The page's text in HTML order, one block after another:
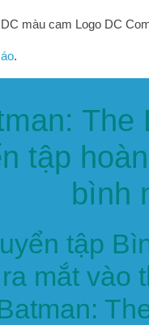
.
The
tập
bình
tập
mắt vào